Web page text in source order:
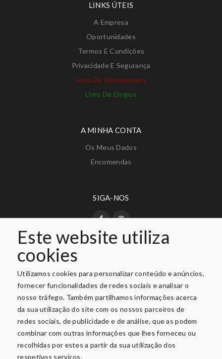
Este website utiliza
cookies
Utilizamos cookies para personalizar conteúdo e anúncios,
fornecer funcionalidades de redes sociais e analisar o
nosso tráfego. Também partilhamos informações acerca
da sua utilização do site com os nossos parceiros de
redes sociais, de publicidade e de análise, que as podem
combinar com outras informações que lhes forneceu ou
recolhidas por estes a partir da sua utilização dos
respetivos serviços.
LINKS ÚTEIS
A Empresa
Oportunidades
Termos E Condições
Privacidade E Segurança
Livro De Reclamações
Livro De Elogios
A MINHA CONTA
Os Meus Dados
Encomendas
SIGA-NOS
PAGAMENTO SEGURO